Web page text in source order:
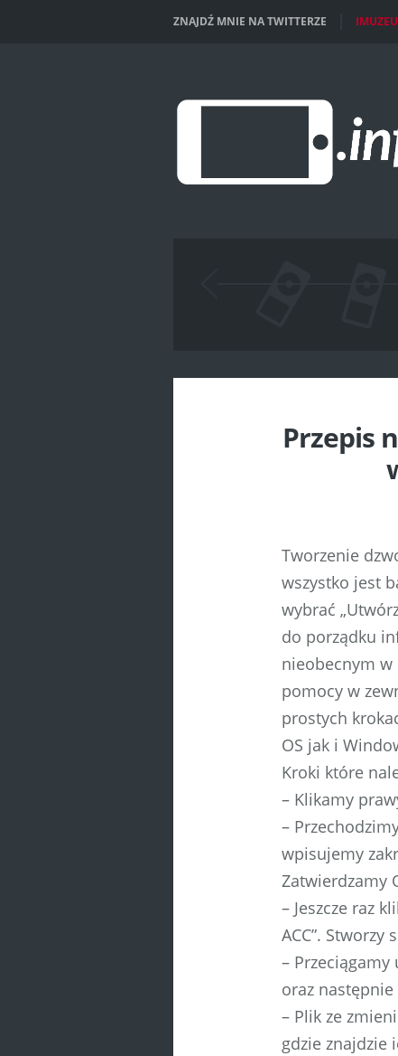
ZNAJDŹ MNIE NA TWITTERZE
Przepis
Tworzenie
wszystko jest
wybrać
do porządku
nieobecnym w
pomocy w
prostych
OS jak i
Kroki które
– Klikamy
–
wpisujemy
Zatwierdzamy
– Jeszcze raz
ACC”.
–
oraz
– Plik ze
gdzie znajdzie